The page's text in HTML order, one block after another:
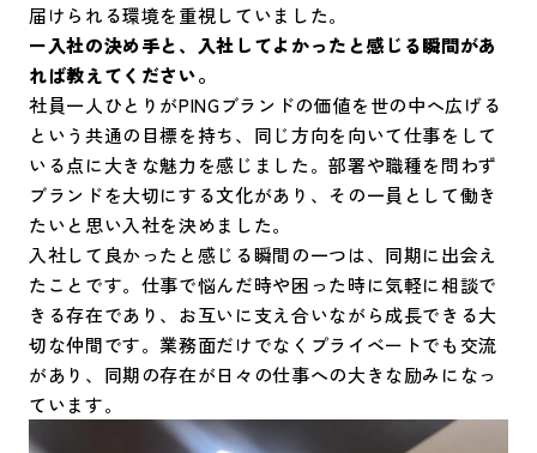
届けられる環境を重視していました。
ー入社の決め手と、入社してよかったと感じる瞬間があ
れば教えてください。
社員一人ひとりがPINGブランドの価値を世の中へ広げる
という共通の目標を持ち、同じ方向を向いて仕事をして
いる点に大きな魅力を感じました。部署や職種を問わず
ブランドを大切にする文化があり、その一員として働き
たいと思い入社を決めました。
入社して良かったと感じる瞬間の一つは、同期に出会え
たことです。仕事で悩んだ時や困った時に気軽に相談で
きる存在であり、お互いに支え合いながら成長できる大
切な仲間です。業務面だけでなくプライベートでも交流
があり、同期の存在が日々の仕事への大きな励みになっ
ています。